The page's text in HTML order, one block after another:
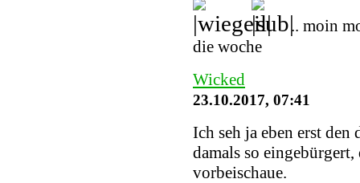
.. moin
die woche
Wicked
23.10.2017, 07:41
Ich seh ja eben erst den
damals so
vorbeischaue.